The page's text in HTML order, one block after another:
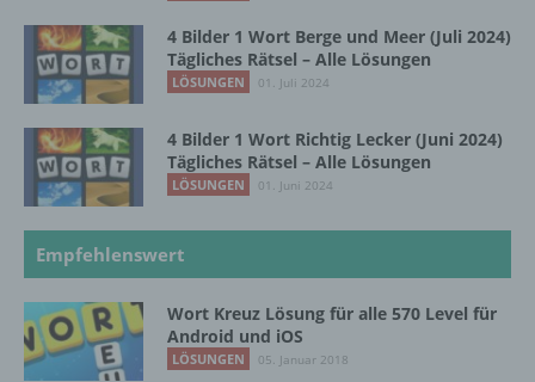
4 Bilder 1 Wort Berge und Meer (Juli 2024)
Tägliches Rätsel – Alle Lösungen
LÖSUNGEN 01. Juli 2024
4 Bilder 1 Wort Richtig Lecker (Juni 2024)
Tägliches Rätsel – Alle Lösungen
LÖSUNGEN 01. Juni 2024
Empfehlenswert
Wort Kreuz Lösung für alle 570 Level für
Android und iOS
LÖSUNGEN 05. Januar 2018
Informationen nicht mehr einer spezifischen
betroffenen Person zugeordnet werden
können, sofern diese zusätzlichen
Informationen gesondert aufbewahrt werden
und technischen und organisatorischen
Maßnahmen unterliegen, die gewährleisten,
dass die personenbezogenen Daten nicht
einer identifizierten oder identifizierbaren
g) Verantwortlicher oder für die Verarbeitung
Verantwortlicher